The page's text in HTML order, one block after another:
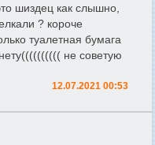
шиздец как слышно,
? короче
туалетная бумага
не советую
12.07.2021 00:53